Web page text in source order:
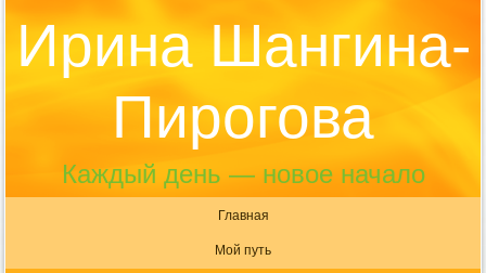
Ирина Шангина-
Пирогова
Каждый день — новое начало
Главная
Мой путь